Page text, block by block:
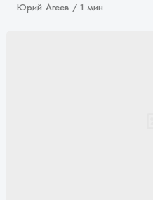
Автор
Юрий Агеев 1 мин